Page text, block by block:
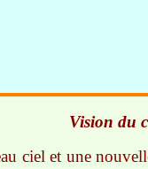
Vision du
ciel et une